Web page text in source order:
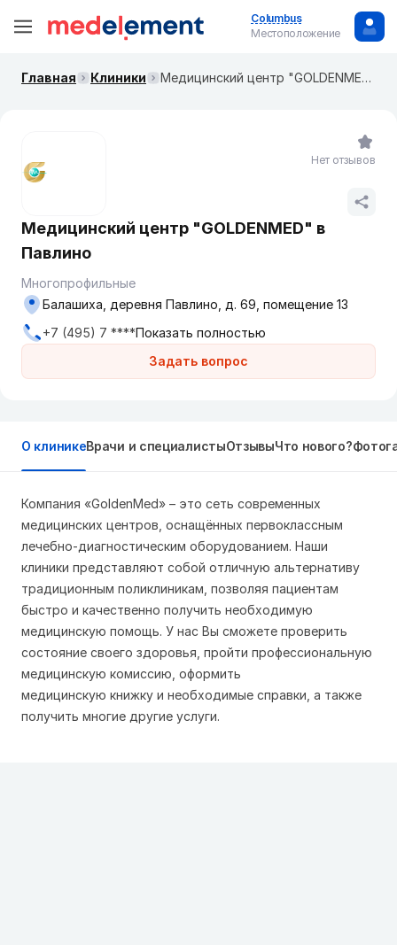
Columbus
Местоположение
Главная Клиники Медицинский центр "GOLDENMED" в Павлино
Медицинский центр "GOLDENMED" в
Павлино
Многопрофильные
Задать вопрос
Балашиха, деревня Павлино, д. 69, помещение 13
+7 (495) 7 ****Показать полностью
Нет отзывов
О клиникеВрачи и специалистыОтзывыЧто нового?
Компания «GoldenMed» – это сеть современных
медицинских центров, оснащённых первоклассным
лечебно-диагностическим оборудованием. Наши
клиники представляют собой отличную альтернативу
традиционным поликлиникам, позволяя пациентам
быстро и качественно получить необходимую
медицинскую помощь. У нас Вы сможете проверить
состояние своего здоровья, пройти профессиональную
медицинскую комиссию, оформить
медицинскую книжку и необходимые справки, а также
получить многие другие услуги.